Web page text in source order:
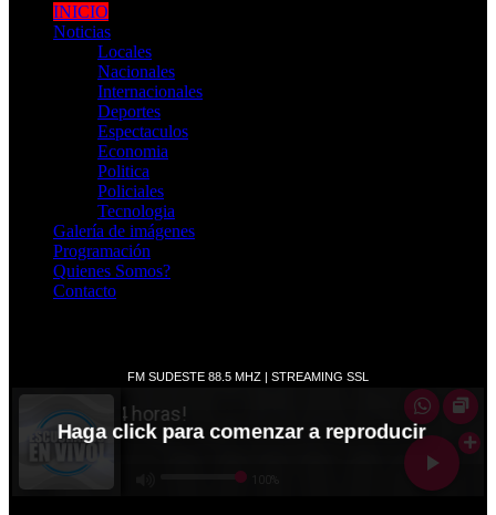
INICIO
Noticias
Locales
Nacionales
Internacionales
Deportes
Espectaculos
Economia
Politica
Policiales
Tecnologia
Galería de imágenes
Programación
Quienes Somos?
Contacto